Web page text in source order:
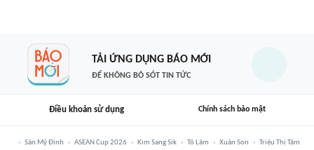
TẢI ỨNG DỤNG BÁO MỚI
ĐỂ KHÔNG BỎ SÓT TIN TỨC
Điều khoản sử dụng Chính sách bảo mật
Sân Mỹ Đình ASEAN Cup 2026 Kim Sang Sik Tô Lâm Xuân Son Triệu Thị Tâm